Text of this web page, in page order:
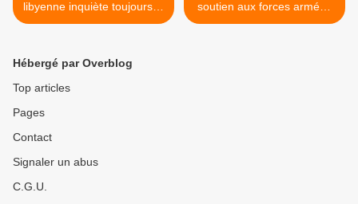
libyenne inquiète toujours la
France (étude)
soutien aux forces armées
avec 4 000 militaires >
Hébergé par Overblog
Top articles
Pages
Contact
Signaler un abus
C.G.U.